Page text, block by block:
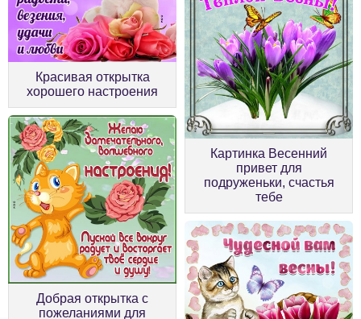
Красивая открытка
хорошего настроения
Картинка Весенний
привет для
подруженьки, счастья
тебе
Добрая открытка с
пожеланиями для